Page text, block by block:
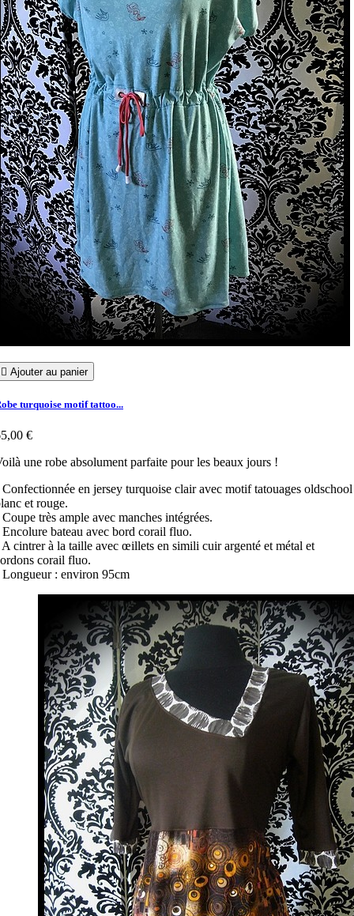
 Ajouter au panier
turquoise motif tattoo...
€
une robe absolument parfaite pour les beaux jours !
Confectionnée en jersey turquoise clair avec motif tatouages oldschool
et rouge.
Coupe très ample avec manches intégrées.
Encolure bateau avec bord corail fluo.
A cintrer à la taille avec œillets en simili cuir argenté et métal et
corail fluo.
Longueur : environ 95cm